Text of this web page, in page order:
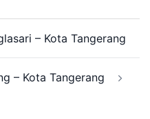
– Kota Tangerang
– Kota Tangerang